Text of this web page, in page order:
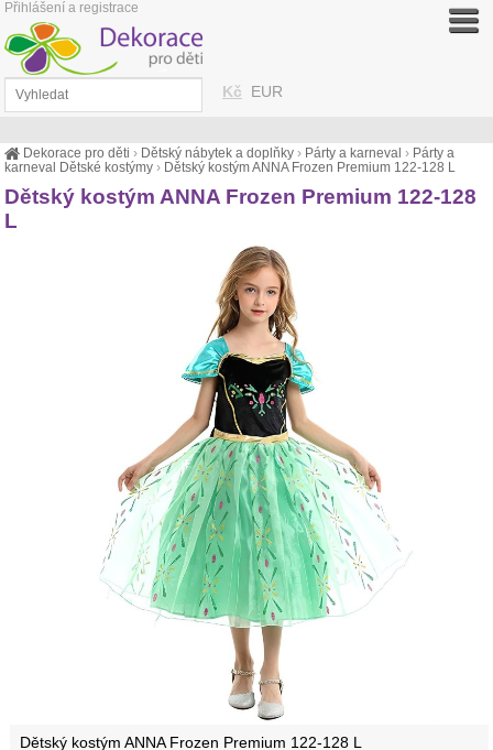
Dekorace pro děti › Dětský nábytek a doplňky › Párty a karneval › Párty a
karneval Dětské kostýmy › Dětský kostým ANNA Frozen Premium 122-128 L
Dětský kostým ANNA Frozen Premium 122-128
L
Dětský kostým ANNA Frozen Premium 122-128 L
Kč EUR
Přihlášení a registrace